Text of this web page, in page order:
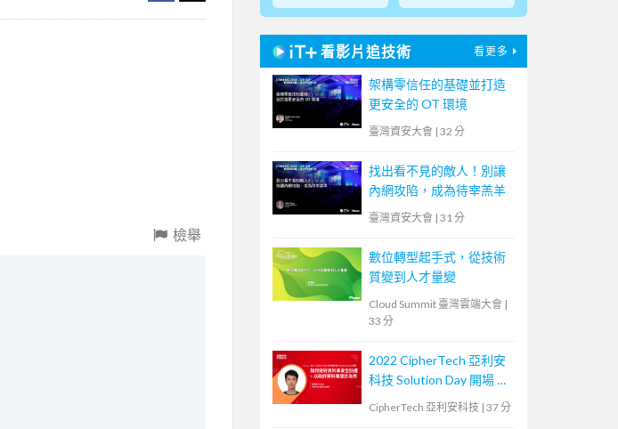
檢舉
看影片追技術 看更多
架構零信任的基礎並打造
更安全的 OT 環境
臺灣資安大會 | 32 分
找出看不見的敵人！別讓
內網攻陷，成為待宰羔羊
臺灣資安大會 | 31 分
數位轉型起手式，從技術
質變到人才量變
Cloud Summit 臺灣雲端大會 |
33 分
2022 CipherTech 亞利安
科技 Solution Day 開場 &
議程 - 如何做好資料庫安
CipherTech 亞利安科技 | 37 分